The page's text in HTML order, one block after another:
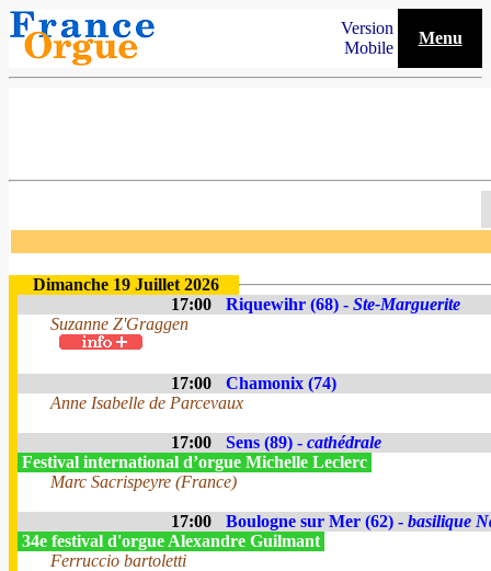
Version
Mobile
Menu
Dimanche 19 Juillet 2026
17:00
Riquewihr (68) - Ste-Marguerite
Suzanne Z'Graggen
17:00
Chamonix (74)
Anne Isabelle de Parcevaux
17:00 Sens (89) - cathédrale
Festival international d’orgue Michelle Leclerc
Marc Sacrispeyre (France)
17:00 Boulogne sur Mer (62) - basilique
34e festival d'orgue Alexandre Guilmant
Ferruccio bartoletti